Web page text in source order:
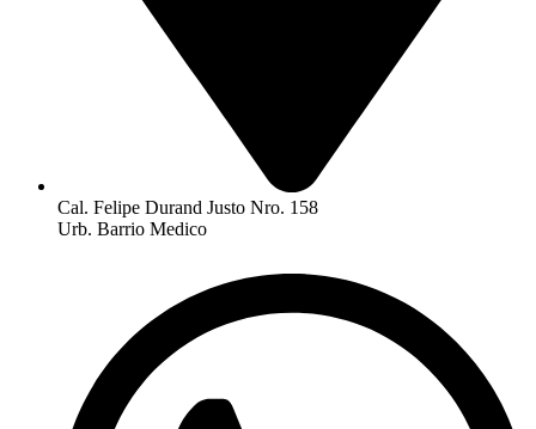
Cal. Felipe Durand Justo Nro. 158
Urb. Barrio Medico